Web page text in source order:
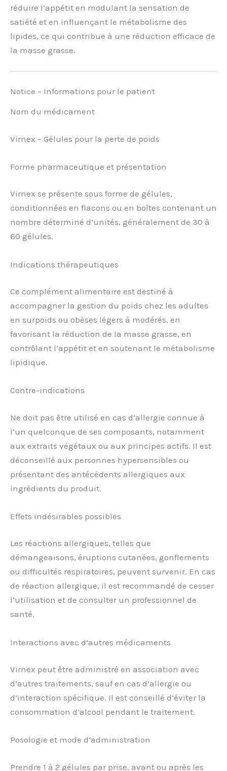
réduire l’appétit en modulant la sensation de
satiété et en influençant le métabolisme des
lipides, ce qui contribue à une réduction efficace de
la masse grasse.
Notice – Informations pour le patient
Nom du médicament
Virnex – Gélules pour la perte de poids
Forme pharmaceutique et présentation
Virnex se présente sous forme de gélules,
conditionnées en flacons ou en boîtes contenant un
nombre déterminé d’unités, généralement de 30 à
60 gélules.
Indications thérapeutiques
Ce complément alimentaire est destiné à
accompagner la gestion du poids chez les adultes
en surpoids ou obèses légers à modérés, en
favorisant la réduction de la masse grasse, en
contrôlant l’appétit et en soutenant le métabolisme
lipidique.
Contre-indications
Ne doit pas être utilisé en cas d’allergie connue à
l’un quelconque de ses composants, notamment
aux extraits végétaux ou aux principes actifs. Il est
déconseillé aux personnes hypersensibles ou
présentant des antécédents allergiques aux
ingrédients du produit.
Effets indésirables possibles
Les réactions allergiques, telles que
démangeaisons, éruptions cutanées, gonflements
ou difficultés respiratoires, peuvent survenir. En cas
de réaction allergique, il est recommandé de cesser
l’utilisation et de consulter un professionnel de
santé.
Interactions avec d’autres médicaments
Virnex peut être administré en association avec
d’autres traitements, sauf en cas d’allergie ou
d’interaction spécifique. Il est conseillé d’éviter la
consommation d’alcool pendant le traitement.
Posologie et mode d’administration
Prendre 1 à 2 gélules par prise, avant ou après les